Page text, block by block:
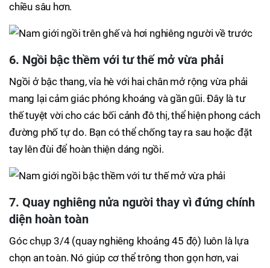
chiều sâu hơn.
6. Ngồi bậc thềm với tư thế mở vừa phải
Ngồi ở bậc thang, vỉa hè với hai chân mở rộng vừa phải
mang lại cảm giác phóng khoáng và gần gũi. Đây là tư
thế tuyệt vời cho các bối cảnh đô thị, thể hiện phong cách
đường phố tự do. Bạn có thể chống tay ra sau hoặc đặt
tay lên đùi để hoàn thiện dáng ngồi.
7. Quay nghiêng nửa người thay vì đứng chính
diện hoàn toàn
Góc chụp 3/4 (quay nghiêng khoảng 45 độ) luôn là lựa
chọn an toàn. Nó giúp cơ thể trông thon gọn hơn, vai